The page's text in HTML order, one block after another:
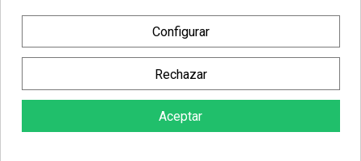
AÑADIR AL CARRITO
Regístrate en nuestra Newsletter
Newsletter
Configurar
Rechazar
Aceptar